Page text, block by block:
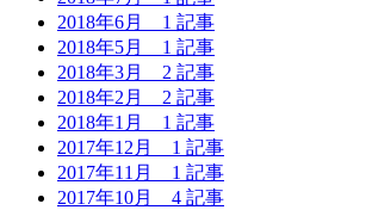
2018年6月 1 記事
2018年5月 1 記事
2018年3月 2 記事
2018年2月 2 記事
2018年1月 1 記事
2017年12月 1 記事
2017年11月 1 記事
2017年10月 4 記事